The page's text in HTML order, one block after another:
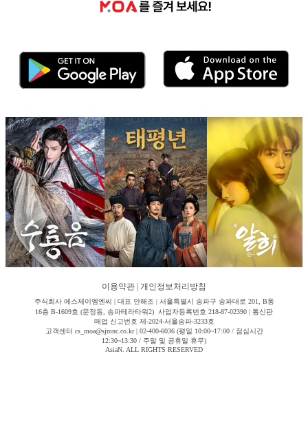
이용약관 개인정보처리방침
주식회사 에스제이엠엔씨 | 대표 안해조 | 서울특별시 송파구 송파대로 201, B동
16층 B-1609호 (문정동, 송파테라타워2) 사업자등록번호 218-87-02390 | 통신판
매업 신고번호 제-2024-서울송파-3233호
고객센터 cs_moa@sjmnc.co.kr | 02-400-6036 (평일 10:00~17:00 / 점심시간
12:30~13:30 / 주말 및 공휴일 휴무)
AsiaN. ALL RIGHTS RESERVED